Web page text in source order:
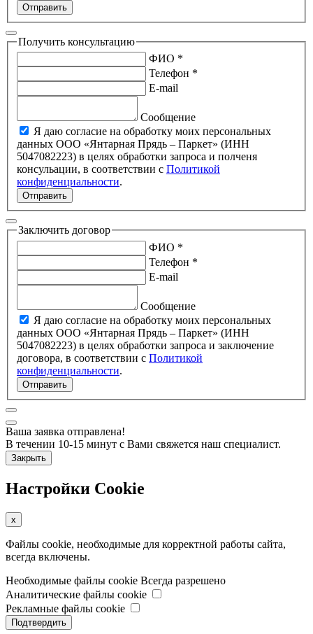
Отправить
Получить консультацию
ФИО *
Телефон *
E-mail
Сообщение
Я даю согласие на обработку моих персональных
данных ООО «Янтарная Прядь – Паркет» (ИНН
5047082223) в целях обработки запроса и полченя
консульации, в соответствии с Политикой
конфиденциальности.
Отправить
Заключить договор
ФИО *
Телефон *
E-mail
Сообщение
Я даю согласие на обработку моих персональных
данных ООО «Янтарная Прядь – Паркет» (ИНН
5047082223) в целях обработки запроса и заключение
договора, в соответствии с Политикой
конфиденциальности.
Отправить
Ваша заявка отправлена!
В течении 10-15 минут с Вами свяжется наш специалист.
Закрыть
Настройки Cookie
x
Файлы cookie, необходимые для корректной работы сайта,
всегда включены.
Необходимые файлы cookie Всегда разрешено
Аналитические файлы cookie
Рекламные файлы cookie
Подтвердить